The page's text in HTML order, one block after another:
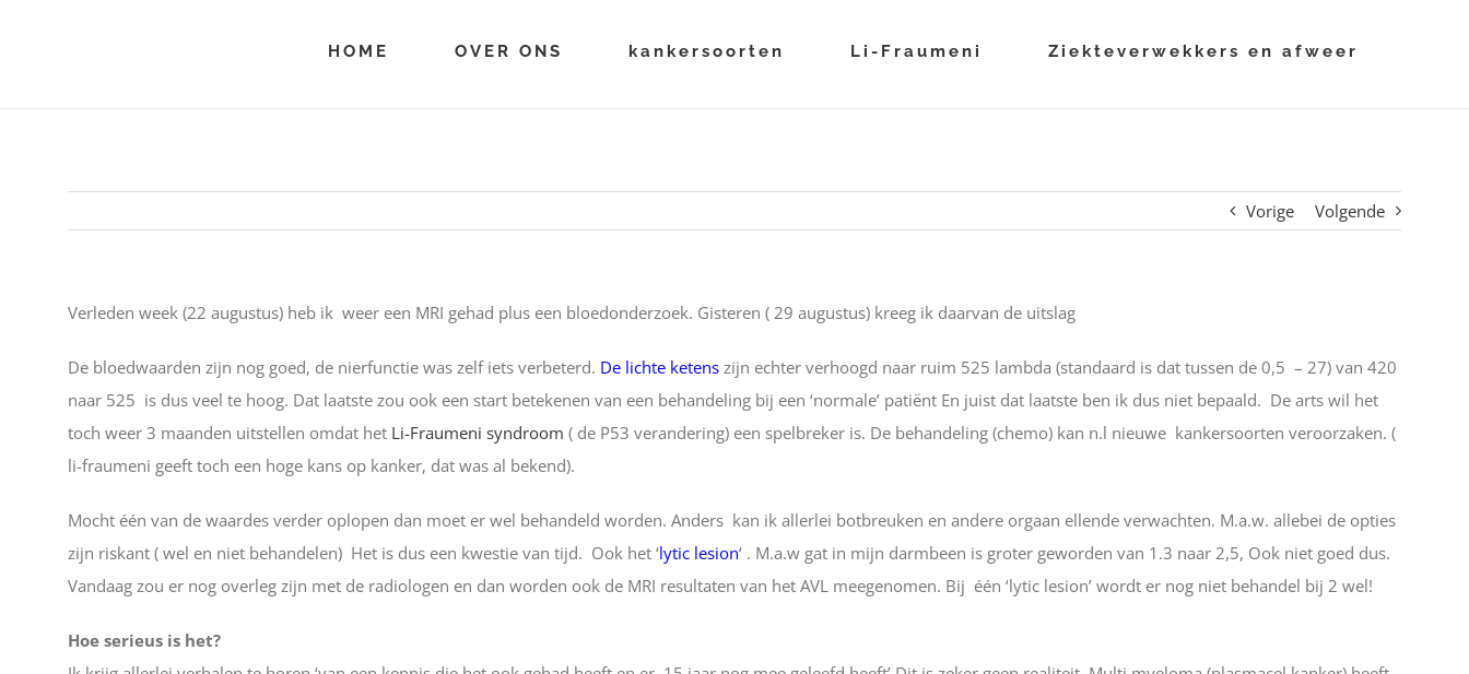
HOME OVER ONS kankersoorten Li-Fraumeni Ziekteverwekkers en afweer
Vorige Volgende
Verleden week (22 augustus) heb ik weer een MRI gehad plus een bloedonderzoek. Gisteren ( 29 augustus) kreeg ik daarvan de uitslag
De bloedwaarden zijn nog goed, de nierfunctie was zelf iets verbeterd. De lichte ketens zijn echter verhoogd naar ruim 525 lambda (standaard is dat tussen de 0,5 – 27) van 420
naar 525 is dus veel te hoog. Dat laatste zou ook een start betekenen van een behandeling bij een ‘normale’ patiënt En juist dat laatste ben ik dus niet bepaald. De arts wil het
toch weer 3 maanden uitstellen omdat het Li-Fraumeni syndroom ( de P53 verandering) een spelbreker is. De behandeling (chemo) kan n.l nieuwe kankersoorten veroorzaken. (
li-fraumeni geeft toch een hoge kans op kanker, dat was al bekend).
Mocht één van de waardes verder oplopen dan moet er wel behandeld worden. Anders kan ik allerlei botbreuken en andere orgaan ellende verwachten. M.a.w. allebei de opties
zijn riskant ( wel en niet behandelen) Het is dus een kwestie van tijd. Ook het ‘lytic lesion‘ . M.a.w gat in mijn darmbeen is groter geworden van 1.3 naar 2,5, Ook niet goed dus.
Vandaag zou er nog overleg zijn met de radiologen en dan worden ook de MRI resultaten van het AVL meegenomen. Bij één ‘lytic lesion’ wordt er nog niet behandel bij 2 wel!
Hoe serieus is het?